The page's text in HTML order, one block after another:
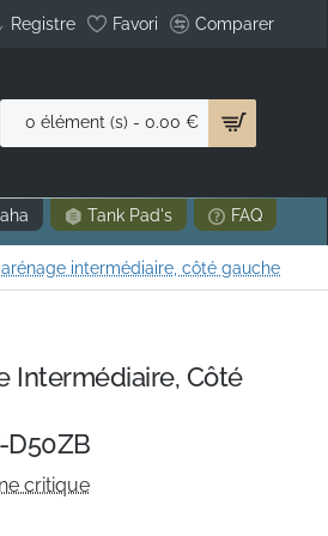
Registre Favori Comparer
0 élément (s) - 0.00 €
Tank Pad's FAQ
intermédiaire, côté gauche
Intermédiaire, Côté
D50ZB
critique